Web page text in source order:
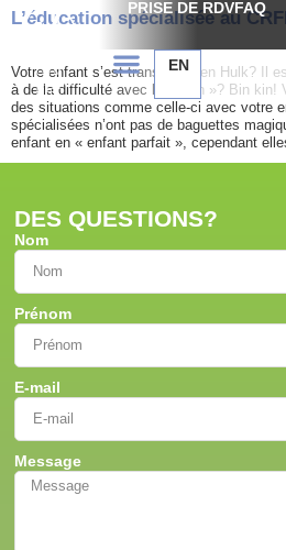
PRISE DE RDVFAQ
EN
L’éducation spécialisée au
Votre enfant s’est transformé en Hulk? Il
à de la difficulté avec le « Non »? Bin kin!
des situations comme celle-ci avec votre
spécialisées n’ont pas de baguettes
enfant en « enfant parfait », cependant
DES QUESTIONS?
Nom
Prénom
E-mail
Message